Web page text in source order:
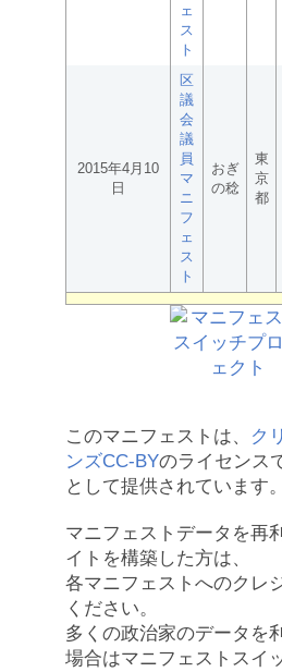
ェ
ス
ト
2015年4月10
日
区
議
会
議
員
マ
ニ
フ
ェ
ス
ト
おぎ
の稔
東
京
都
このマニフェストは、
ク
ンズCC-BYのライセンス
として提供されています。
マニフェストデータを再
イトを構築した方は、
各マニフェストへのクレ
ください。
多くの政治家のデータを
場合はマニフェストスイ